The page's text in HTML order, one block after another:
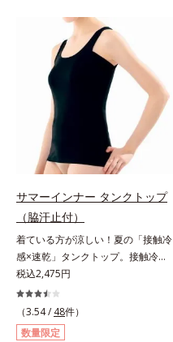
チアップガードルは、吸い上げるよ
うにリフトしてヒップに自然な丸み
をメイクします。ぽっこりおなかは
すっきりキレイに解消。マチの肌側
は綿100％で1枚ばきOKです。
サマーインナー タンクトップ
（脇汗止付）
着ている方が涼しい！夏の「接触冷
感×速乾」タンクトップ。接触冷感
タンクトップこれ1枚着ている方
が、断然涼しくなる！「接触冷感×
速乾」インナーです。タンクトップ
は背中が高めのハイバック設計。汗
税込2,475円
（3.54 / 48件）
数量限定